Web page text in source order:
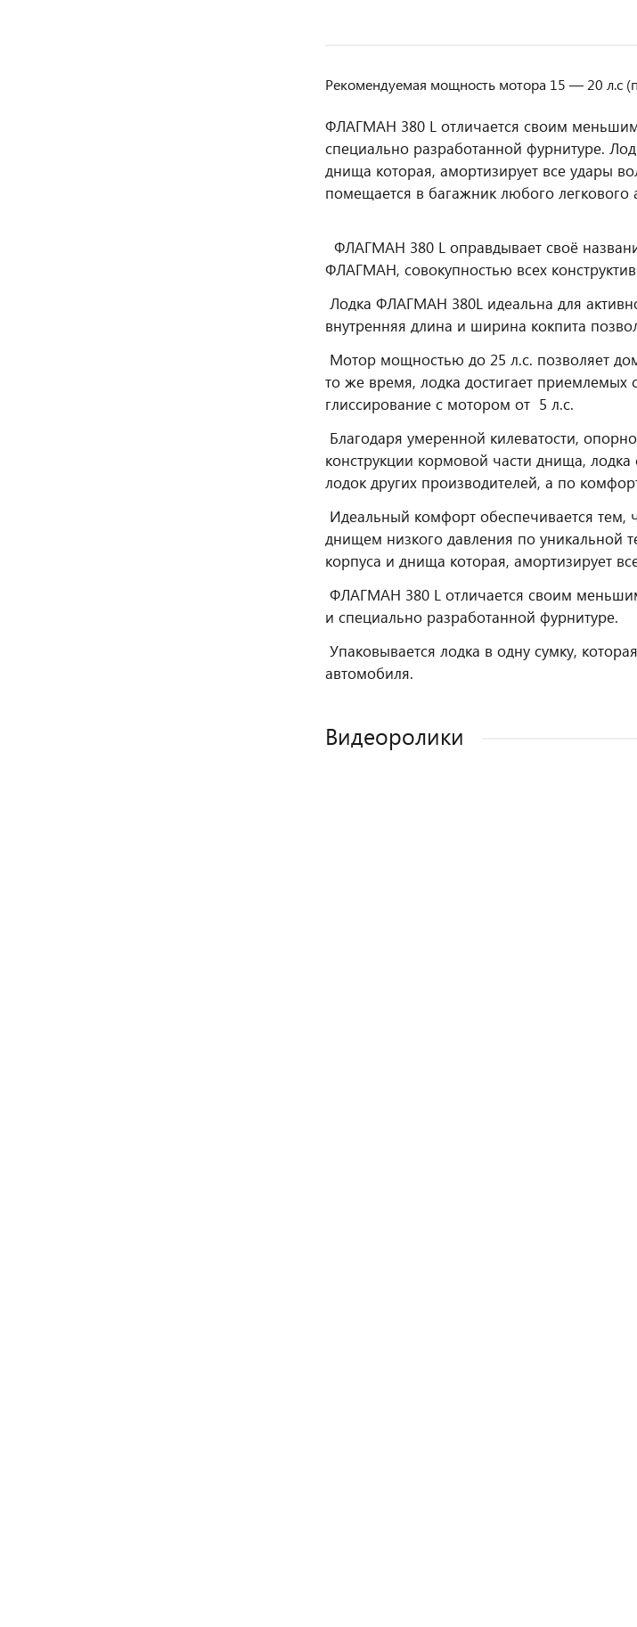
Рекомендуемая мощность мотора 15 — 20 л.с
ФЛАГМАН 380 L отличается своим
специально разработанной фурнитуре.
днища которая, амортизирует все удары
помещается в багажник любого легкового
ФЛАГМАН 380 L оправдывает своё
ФЛАГМАН, совокупностью всех
Лодка ФЛАГМАН 380L идеальна для
внутренняя длина и ширина кокпита
Мотор мощностью до 25 л.с. позволяет
то же время, лодка достигает приемлемых
глиссирование с мотором от 5 л.с.
Благодаря умеренной килеватости,
конструкции кормовой части днища,
лодок других производителей, а по
Идеальный комфорт обеспечивается
днищем низкого давления по уникальной
корпуса и днища которая, амортизирует
ФЛАГМАН 380 L отличается своим
и специально разработанной фурнитуре.
Упаковывается лодка в одну сумку,
автомобиля.
Видеоролики